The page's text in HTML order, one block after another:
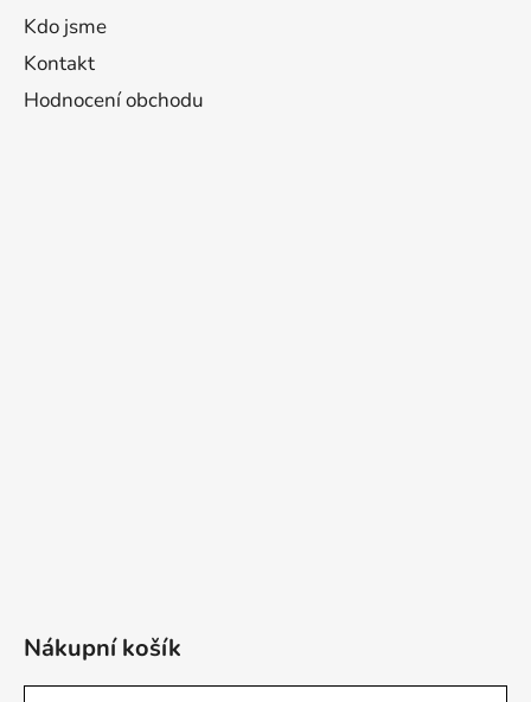
Kdo jsme
Kontakt
Hodnocení obchodu
Nákupní košík